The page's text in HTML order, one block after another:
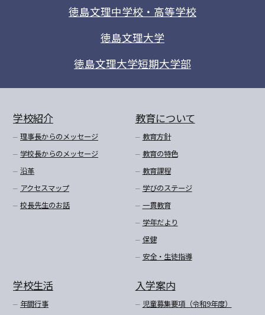
徳島文理中学校・高等学校
徳島文理大学
徳島文理大学短期大学部
学校紹介
理事長からのメッセージ
学校長からのメッセージ
沿革
アクセスマップ
校長先生のお話
教育について
教育方針
教育の特色
教育課程
学びのステージ
一貫教育
学年だより
保健
安全・生徒指導
学校生活
年間行事
入学案内
児童募集要項（令和9年度）